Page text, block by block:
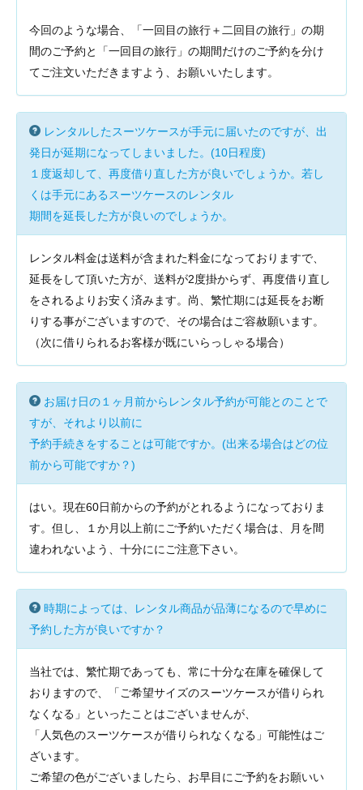
今回のような場合、「一回目の旅行＋二回目の旅行」の期
間のご予約と「一回目の旅行」の期間だけのご予約を分け
てご注文いただきますよう、お願いいたします。
レンタルしたスーツケースが手元に届いたのですが、出
発日が延期になってしまいました。(10日程度)
１度返却して、再度借り直した方が良いでしょうか。若し
くは手元にあるスーツケースのレンタル
期間を延長した方が良いのでしょうか。
レンタル料金は送料が含まれた料金になっておりますで、
延長をして頂いた方が、送料が2度掛からず、再度借り直し
をされるよりお安く済みます。尚、繁忙期には延長をお断
りする事がございますので、その場合はご容赦願います。
（次に借りられるお客様が既にいらっしゃる場合）
お届け日の１ヶ月前からレンタル予約が可能とのことで
すが、それより以前に
予約手続きをすることは可能ですか。(出来る場合はどの位
前から可能ですか？)
はい。現在60日前からの予約がとれるようになっておりま
す。但し、１か月以上前にご予約いただく場合は、月を間
違われないよう、十分ににご注意下さい。
時期によっては、レンタル商品が品薄になるので早めに
予約した方が良いですか？
当社では、繁忙期であっても、常に十分な在庫を確保して
おりますので、「ご希望サイズのスーツケースが借りられ
なくなる」といったことはございませんが、
「人気色のスーツケースが借りられなくなる」可能性はご
ざいます。
ご希望の色がございましたら、お早目にご予約をお願いい